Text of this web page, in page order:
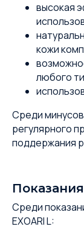
высокая
кожи
любого
Среди
регулярного
поддержания
Среди
EXOARI L: